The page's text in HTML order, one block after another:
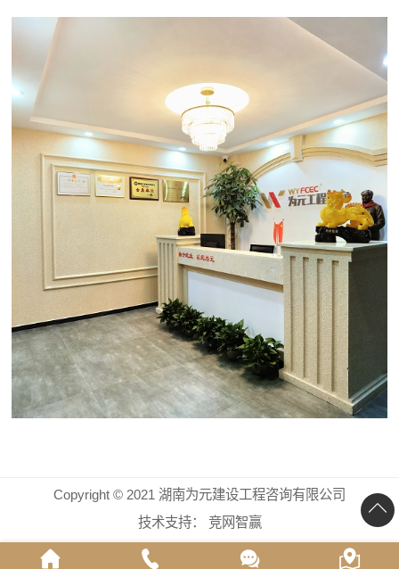
Copyright © 2021 湖南为元建设工程咨询有限公司
技术支持：
竞网智赢